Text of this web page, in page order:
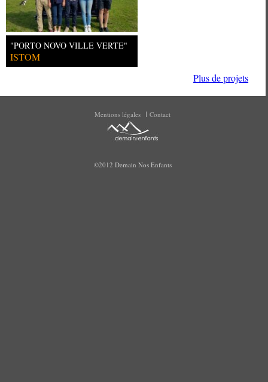
"PORTO NOVO VILLE VERTE"
ISTOM
Plus de projets
Mentions légales Contact
©2012 Demain Nos Enfants